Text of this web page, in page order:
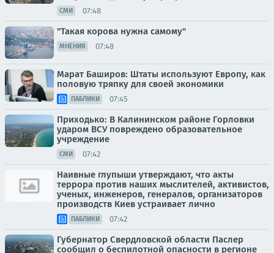
СМИ 07:48
"Такая корова нужна самому"
МНЕНИЯ 07:48
Марат Баширов: Штаты используют Европу, как
половую тряпку для своей экономики
ПАБЛИКИ 07:45
Приходько: В Калининском районе Горловки
ударом ВСУ повреждено образовательное
учреждение
СМИ 07:42
Наивные глупыши утверждают, что акты
террора против наших мыслителей, активистов,
ученых, инженеров, генералов, организаторов
производств Киев устраивает лично
ПАБЛИКИ 07:42
Губернатор Свердловской области Паслер
сообщил о беспилотной опасности в регионе